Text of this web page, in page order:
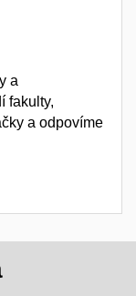
a
fakulty,
a odpovíme